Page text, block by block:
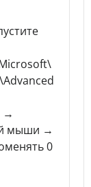
→
мыши →
0